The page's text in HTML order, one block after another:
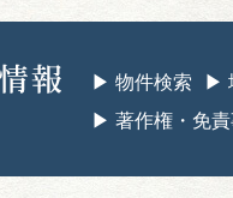
鬼北町空き家情
▶︎ 物件検索
▶︎
▶︎ 著作権・免